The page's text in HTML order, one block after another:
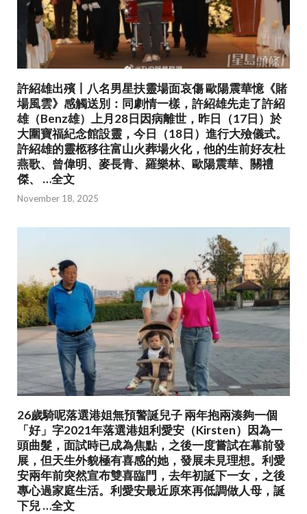
許紹雄出殯丨八名男星扶靈場面哀傷 歐陽震華憶《賭
場風雲》感觸送別：同劇情一樣，許紹雄先走了許紹
雄（Benz雄）上月28日因病離世，昨日（17日）於
大圍寶福紀念館設靈，今日（18日）進行大殮儀式。
許紹雄的靈柩移往富山火葬場火化，他的生前好友杜
燕歌、曾偉明、麥長青、羅樂林、歐陽震華、關禮
傑、 …全文
November 18, 2025
26歲騎呢落選港姐無預警誕兒子 兩年抱兩湊夠一個
「好」字2021年落選港姐利愛安（Kirsten）因為一
頭曲髮，面試時已成為焦點，之後一度嘗試在幕前發
展，但天生外貌極有喜感的她，發展未見理想。利愛
安兩年前突然宣布雙喜臨門，去年初誕下一女，之後
專心過家庭生活。利愛安最近原來再低調做人母，誕
下兒 …全文